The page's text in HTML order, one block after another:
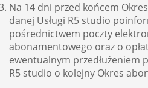
Na 14 dni przed końcem
danej Usługi R5 studio
pośrednictwem poczty
abonamentowego oraz o
ewentualnym przedłużeniem
R5 studio o kolejny Okres